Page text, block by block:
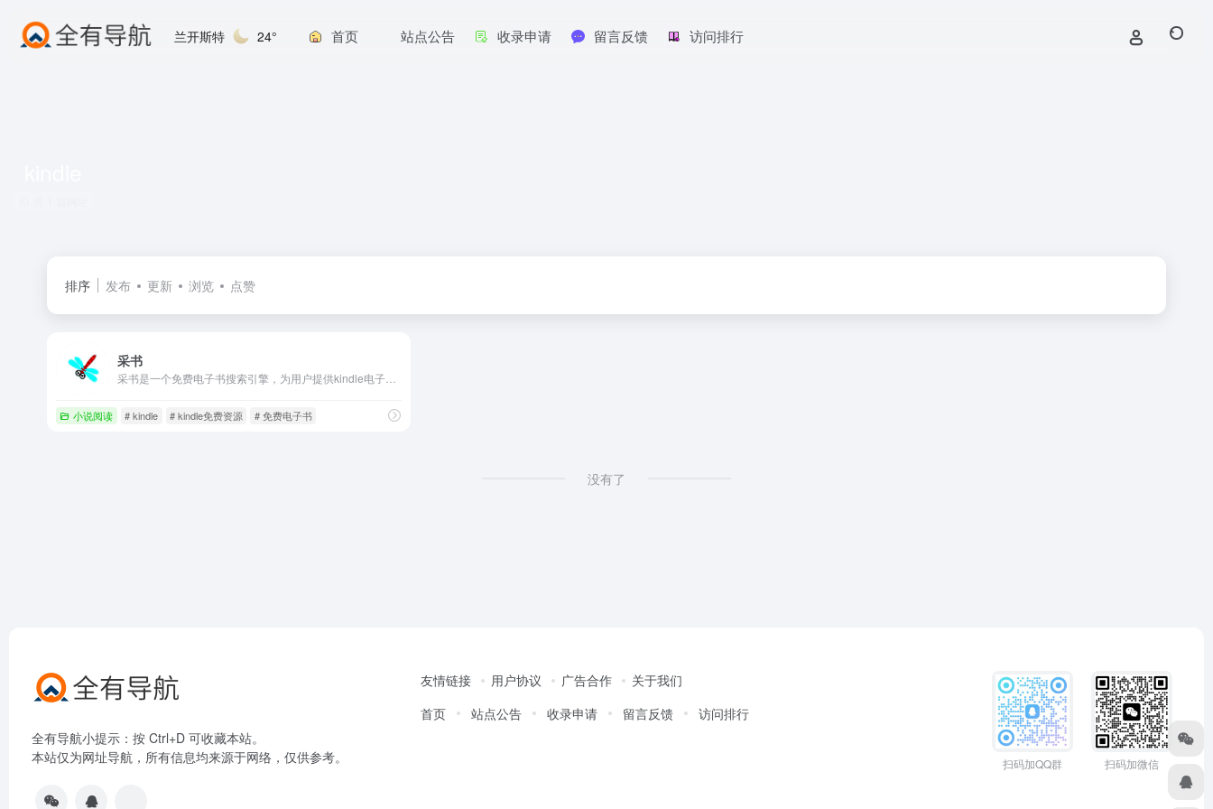
兰开斯特 24° 首页 站点公告 收录申请 留言反馈 访问排行
排序 发布 更新 浏览 点赞
采书
小说阅读 # kindle # kindle免费资源 # 免费电子书
没有了
全有导航小提示：按 Ctrl+D 可收藏本站。
本站仅为网址导航，所有信息均来源于网络，仅供参考。
友情链接 用户协议 广告合作
关于我们
首页
站点公告 收录申请 留言反馈 访问排行
扫码加QQ群 扫码加微信